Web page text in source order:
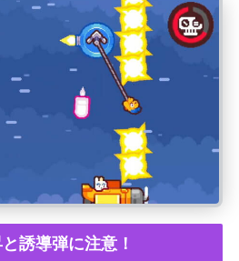
誘導弾に注意！